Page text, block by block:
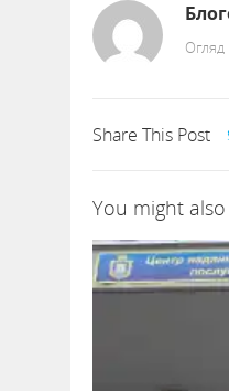
Огляд
Share This Post
You might also